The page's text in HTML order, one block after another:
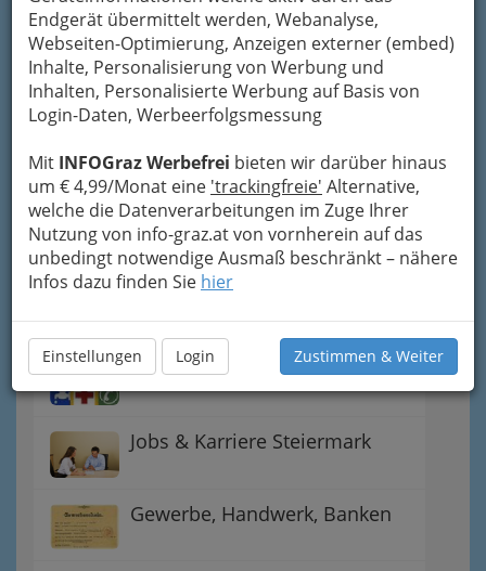
Endgerät übermittelt werden, Webanalyse,
Webseiten-Optimierung, Anzeigen externer (embed)
Inhalte, Personalisierung von Werbung und
Inhalten, Personalisierte Werbung auf Basis von
Login-Daten, Werbeerfolgsmessung
Mit INFOGraz Werbefrei bieten wir darüber hinaus
um € 4,99/Monat eine 'trackingfreie' Alternative,
welche die Datenverarbeitungen im Zuge Ihrer
Nutzung von info-graz.at von vornherein auf das
unbedingt notwendige Ausmaß beschränkt – nähere
Infos dazu finden Sie hier
Einstellungen Login Zustimmen & Weiter
Die wichtigsten Kategorien
Einkaufen & Schenken - der
Handel
Gutschein-Welt: von myToys
bis H&M, C&A u.v.m.
Gewinnspiele - Lokale
Gutscheine
Notdienste für (fast) alle Fälle
Jobs & Karriere Steiermark
Gewerbe, Handwerk, Banken